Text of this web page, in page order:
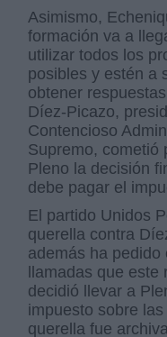
Asimismo,
formación va a
utilizar todos los
posibles y estén a
obtener
Díez-Picazo,
Contencioso
Supremo, cometió
Pleno la decisión
debe pagar el
El partido Unidos
querella contra
además ha pedido
llamadas que
decidió llevar a
impuesto sobre
querella fue